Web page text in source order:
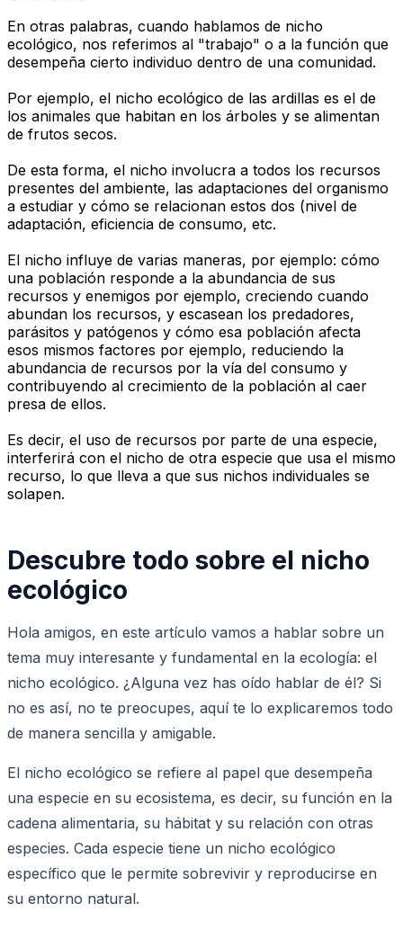
En otras palabras, cuando hablamos de nicho
ecológico, nos referimos al "trabajo" o a la función que
desempeña cierto individuo dentro de una comunidad.
Por ejemplo, el nicho ecológico de las ardillas es el de
los animales que habitan en los árboles y se alimentan
de frutos secos.
De esta forma, el nicho involucra a todos los recursos
presentes del ambiente, las adaptaciones del organismo
a estudiar y cómo se relacionan estos dos (nivel de
adaptación, eficiencia de consumo, etc.
El nicho influye de varias maneras, por ejemplo: cómo
una población responde a la abundancia de sus
recursos y enemigos por ejemplo, creciendo cuando
abundan los recursos, y escasean los predadores,
parásitos y patógenos y cómo esa población afecta
esos mismos factores por ejemplo, reduciendo la
abundancia de recursos por la vía del consumo y
contribuyendo al crecimiento de la población al caer
presa de ellos.
Es decir, el uso de recursos por parte de una especie,
interferirá con el nicho de otra especie que usa el mismo
recurso, lo que lleva a que sus nichos individuales se
solapen.
Descubre todo sobre el nicho
ecológico
Hola amigos, en este artículo vamos a hablar sobre un
tema muy interesante y fundamental en la ecología: el
nicho ecológico. ¿Alguna vez has oído hablar de él? Si
no es así, no te preocupes, aquí te lo explicaremos todo
de manera sencilla y amigable.
El nicho ecológico se refiere al papel que desempeña
una especie en su ecosistema, es decir, su función en la
cadena alimentaria, su hábitat y su relación con otras
especies. Cada especie tiene un nicho ecológico
específico que le permite sobrevivir y reproducirse en
su entorno natural.